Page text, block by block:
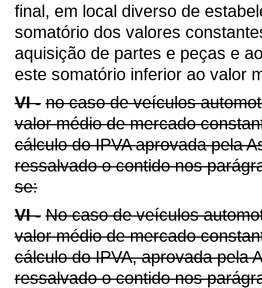
final, em local diverso de
somatório dos valores
aquisição de partes e peças e
este somatório inferior ao valor
VI - no caso de veículos
valor médio de mercado
cálculo do IPVA aprovada pela
ressalvado o contido nos
se:
VI - No caso de veículos
valor médio de mercado
cálculo do IPVA, aprovada pela
ressalvado o contido nos